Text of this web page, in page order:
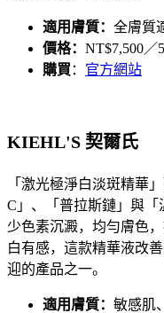
適用膚質： 全膚質
價格： NT$7,500／
購買 ： 官方網站
KIEHL'S 契爾氏
「激光極淨白淡斑精華
C」、「普拉斯鏈」與
少色素沉澱，均勻膚色
白有感，這款精華液改
迎的產品之一。
適用膚質： 敏感肌